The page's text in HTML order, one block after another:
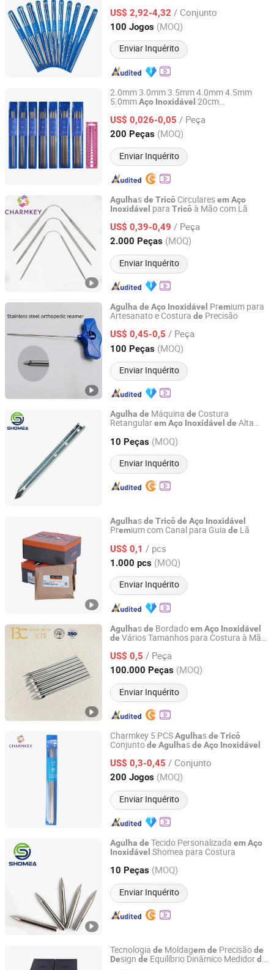
US$ 2,92-4,32 / Conjunto
100 Jogos (MOQ)
Enviar Inquérito
Shanghai, China Desde 2020
2.0mm 3.0mm 3.5mm 4.0mm 4.5mm
5.0mmAço Inoxidável 20cm
US$ 0,026-0,05 / Peça
200 Peças (MOQ)
Enviar Inquérito
Ningbo Liberty Port Textile Co., Ltd.
Zhejiang, China Desde 2022
Agulhasde Tricô CircularesemAço
Inoxidável para Tricô à Mão com Lã
US$ 0,39-0,49 / Peça
2.000 Peças (MOQ)
Enviar Inquérito
Shanghai Charmkey Textile Co., Ltd.
Shanghai, China Desde 2020
Agulha de Aço Inoxidável Premium para
Artesanato e Costura de Precisão
US$ 0,45-0,5 / Peça
100 Peças (MOQ)
Enviar Inquérito
Dongguan Yuelinsen Metal Technology Co., Ltd.
Guangdong, China Desde 2025
Agulha de Máquina de Costura
RetangularemAço Inoxidável de Alta
10 Peças (MOQ)
Enviar Inquérito
Shenzhen Shomea Hardware Products Co., Ltd.
Guangdong, China Desde 2018
Agulhasde Tricôde Aço Inoxidável
Premium com Canal para Guia de Lã
US$ 0,1 / pcs
1.000 pcs (MOQ)
Enviar Inquérito
Changzhou Longfu Knitting Co., Ltd.
Jiangsu, China Desde 2025
Agulhasde BordadoemAço Inoxidável
de Vários Tamanhos para Costura à Mão
US$ 0,5 / Peça
100.000 Peças (MOQ)
Enviar Inquérito
WENZHOU BAOCHUN MEDICAL INSTRUMENT CO., LTD.
Zhejiang, China Desde 2026
Charmkey 5 PCSAgulhasde Tricô
Conjuntode Agulhasde Aço Inoxidável
US$ 0,3-0,45 / Conjunto
200 Jogos (MOQ)
Enviar Inquérito
Shanghai Charmkey Textile Co., Ltd.
Shanghai, China Desde 2020
Agulha de Tecido Personalizada emAço
Inoxidável Shomea para Costura
10 Peças (MOQ)
Enviar Inquérito
Shenzhen Shomea Hardware Products Co., Ltd.
Guangdong, China Desde 2018
Tecnologia de Moldagemde Precisãode
Design de Equilíbrio Dinâmico Medidorde
Changzhou Longfu Knitting Co., Ltd.